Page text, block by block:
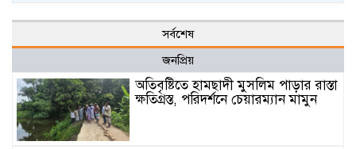
সর্বশেষ
জনপ্রিয়
অতিবৃষ্টিতে হামছাদী মুসলিম পাড়ার রাস্তা
ক্ষতিগ্রস্ত, পরিদর্শনে চেয়ারম্যান মামুন